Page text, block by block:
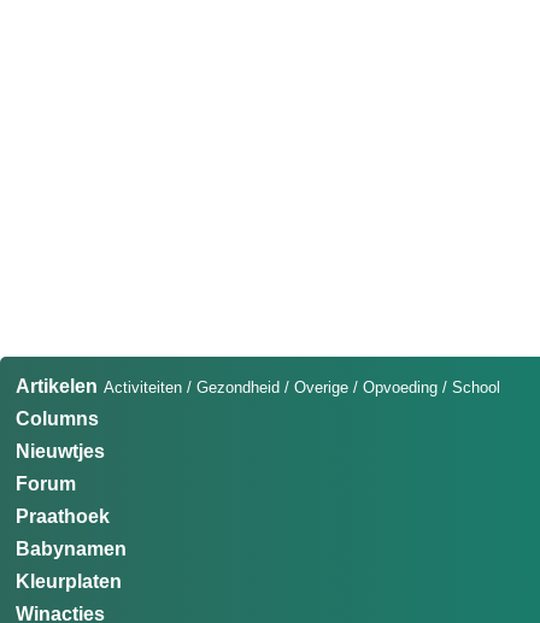
Artikelen Activiteiten / Gezondheid / Overige / Opvoeding / School
Columns
Nieuwtjes
Forum
Praathoek
Babynamen
Kleurplaten
Winacties